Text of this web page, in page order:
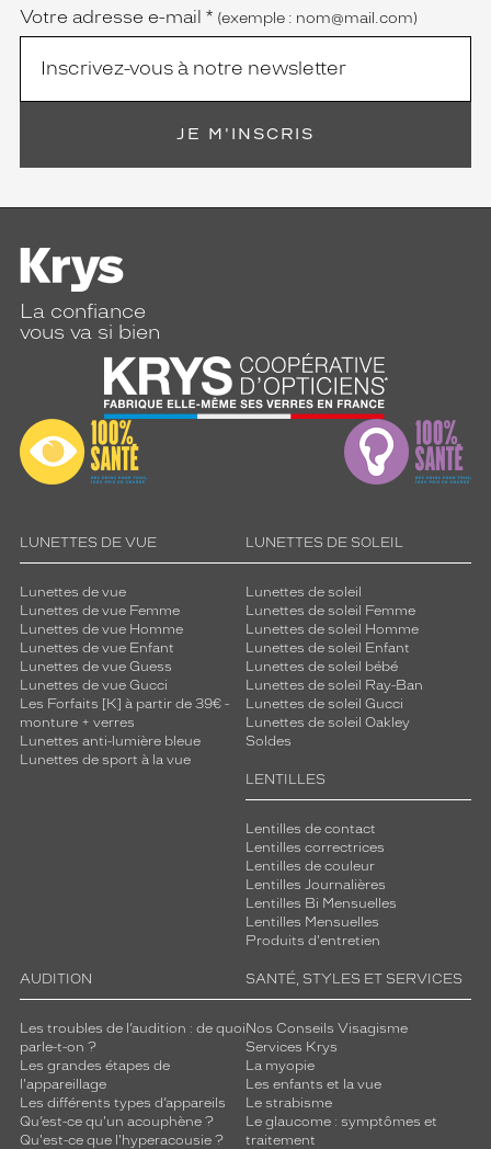
Votre adresse e-mail * (exemple : nom@mail.com)
JE M'INSCRIS
La confiance
vous va si bien
LUNETTES DE VUE
Lunettes de vue
Lunettes de vue Femme
Lunettes de vue Homme
Lunettes de vue Enfant
Lunettes de vue Guess
Lunettes de vue Gucci
Les Forfaits [K] à partir de 39€ -
monture + verres
Lunettes anti-lumière bleue
Lunettes de sport à la vue
LUNETTES DE SOLEIL
Lunettes de soleil
Lunettes de soleil Femme
Lunettes de soleil Homme
Lunettes de soleil Enfant
Lunettes de soleil bébé
Lunettes de soleil Ray-Ban
Lunettes de soleil Gucci
Lunettes de soleil Oakley
Soldes
LENTILLES
Lentilles de contact
Lentilles correctrices
Lentilles de couleur
Lentilles Journalières
Lentilles Bi Mensuelles
Lentilles Mensuelles
Produits d'entretien
AUDITION
Les troubles de l’audition : de quoi
parle-t-on ?
Les grandes étapes de
l'appareillage
Les différents types d’appareils
Qu’est-ce qu'un acouphène ?
Qu'est-ce que l'hyperacousie ?
SANTÉ, STYLES ET SERVICES
Nos Conseils Visagisme
Services Krys
La myopie
Les enfants et la vue
Le strabisme
Le glaucome : symptômes et
traitement